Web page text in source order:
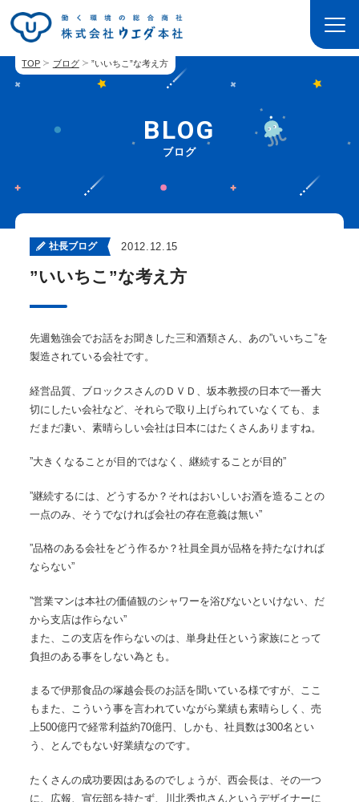
TOP ブログ ”いいちこ”な考え方
BLOG
ブログ
社長ブログ 2012.12.15
”いいちこ”な考え方
先週勉強会でお話をお聞きした三和酒類さん、あの”いいちこ”を
製造されている会社です。
経営品質、ブロックスさんのＤＶＤ、坂本教授の日本で一番大
切にしたい会社など、それらで取り上げられていなくても、ま
だまだ凄い、素晴らしい会社は日本にはたくさんありますね。
”大きくなることが目的ではなく、継続することが目的”
”継続するには、どうするか？それはおいしいお酒を造ることの
一点のみ、そうでなければ会社の存在意義は無い”
”品格のある会社をどう作るか？社員全員が品格を持たなければ
ならない”
”営業マンは本社の価値観のシャワーを浴びないといけない、だ
から支店は作らない”
また、この支店を作らないのは、単身赴任という家族にとって
負担のある事をしない為とも。
まるで伊那食品の塚越会長のお話を聞いている様ですが、ここ
もまた、こういう事を言われていながら業績も素晴らしく、売
上500億円で経常利益約70億円、しかも、社員数は300名とい
う、とんでもない好業績なのです。
たくさんの成功要因はあるのでしょうが、西会長は、その一つ
に、広報、宣伝部を持たず、川北秀也さんというデザイナーに